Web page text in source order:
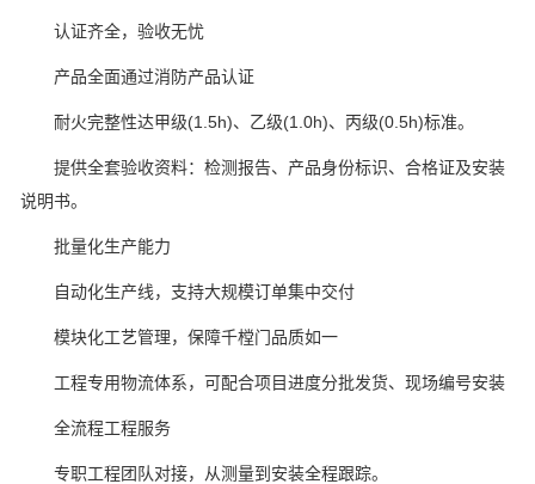
认证齐全，验收无忧
产品全面通过消防产品认证
耐火完整性达甲级(1.5h)、乙级(1.0h)、丙级(0.5h)标准。
提供全套验收资料：检测报告、产品身份标识、合格证及安装
说明书。
批量化生产能力
自动化生产线，支持大规模订单集中交付
模块化工艺管理，保障千樘门品质如一
工程专用物流体系，可配合项目进度分批发货、现场编号安装
全流程工程服务
专职工程团队对接，从测量到安装全程跟踪。